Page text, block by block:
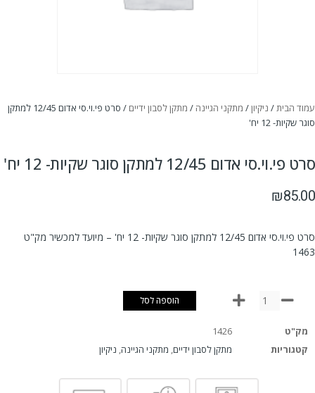
עמוד הבית/ ניקיון/ מתקני הגיינה / מתקן לסבון ידיים
/ סרט פי.וי.סי אדום 12/45 למתקן
סוגר שקיות- 12 יח'
סרט פי.וי.סי אדום 12/45 למתקן סוגר שקיות- 12 יח'
₪85.00
סרט פי.וי.סי אדום 12/45 למתקן סוגר שקיות- 12 יח' – מיועד למכשיר מק"ט
1463
הוספה לסל
מק"ט
1426
קטגוריות
מתקן לסבון ידיים מתקני הגיינה ניקיון